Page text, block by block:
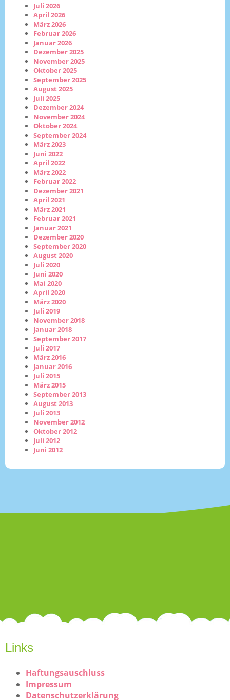
Juli 2026
April 2026
März 2026
Februar 2026
Januar 2026
Dezember 2025
November 2025
Oktober 2025
September 2025
August 2025
Juli 2025
Dezember 2024
November 2024
Oktober 2024
September 2024
März 2023
Juni 2022
April 2022
März 2022
Februar 2022
Dezember 2021
April 2021
März 2021
Februar 2021
Januar 2021
Dezember 2020
September 2020
August 2020
Juli 2020
Juni 2020
Mai 2020
April 2020
März 2020
Juli 2019
November 2018
Januar 2018
September 2017
Juli 2017
März 2016
Januar 2016
Juli 2015
März 2015
September 2013
August 2013
Juli 2013
November 2012
Oktober 2012
Juli 2012
Juni 2012
Links
Haftungsauschluss
Impressum
Datenschutzerklärung